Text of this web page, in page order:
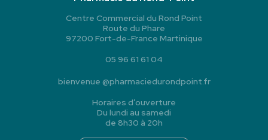
Centre Commercial du Rond Point
Route du Phare
97200 Fort-de-France Martinique
05 96 61 61 04
bienvenue @pharmaciedurondpoint.fr
Horaires d’ouverture
Du lundi au samedi
de 8h30 à 20h